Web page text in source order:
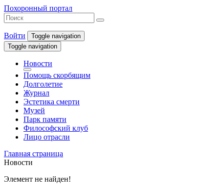
Похоронный портал
Войти
Toggle navigation
Toggle navigation
Новости
Помощь скорбящим
Долголетие
Журнал
Эстетика смерти
Музей
Парк памяти
Философский клуб
Лицо отрасли
Главная страница
Новости
Элемент не найден!